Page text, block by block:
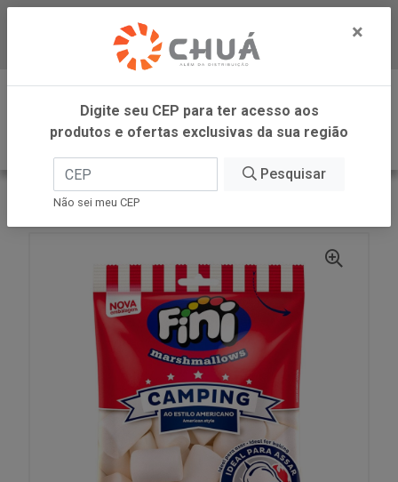
Baixe já nosso APP
0
INÍCIO FINI MARSH CAMPING 80G FINI
×
Digite seu CEP para ter acesso aos
produtos e ofertas exclusivas da sua região
Pesquisar
Não sei meu CEP